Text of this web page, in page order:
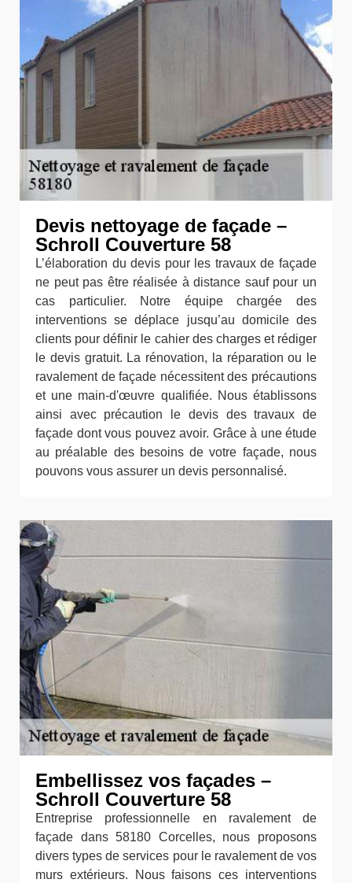
Devis nettoyage de façade –
Schroll Couverture 58
L’élaboration du devis pour les travaux de façade
ne peut pas être réalisée à distance sauf pour un
cas particulier. Notre équipe chargée des
interventions se déplace jusqu’au domicile des
clients pour définir le cahier des charges et rédiger
le devis gratuit. La rénovation, la réparation ou le
ravalement de façade nécessitent des précautions
et une main-d'œuvre qualifiée. Nous établissons
ainsi avec précaution le devis des travaux de
façade dont vous pouvez avoir. Grâce à une étude
au préalable des besoins de votre façade, nous
pouvons vous assurer un devis personnalisé.
Embellissez vos façades –
Schroll Couverture 58
Entreprise professionnelle en ravalement de
façade dans 58180 Corcelles, nous proposons
divers types de services pour le ravalement de vos
murs extérieurs. Nous faisons ces interventions